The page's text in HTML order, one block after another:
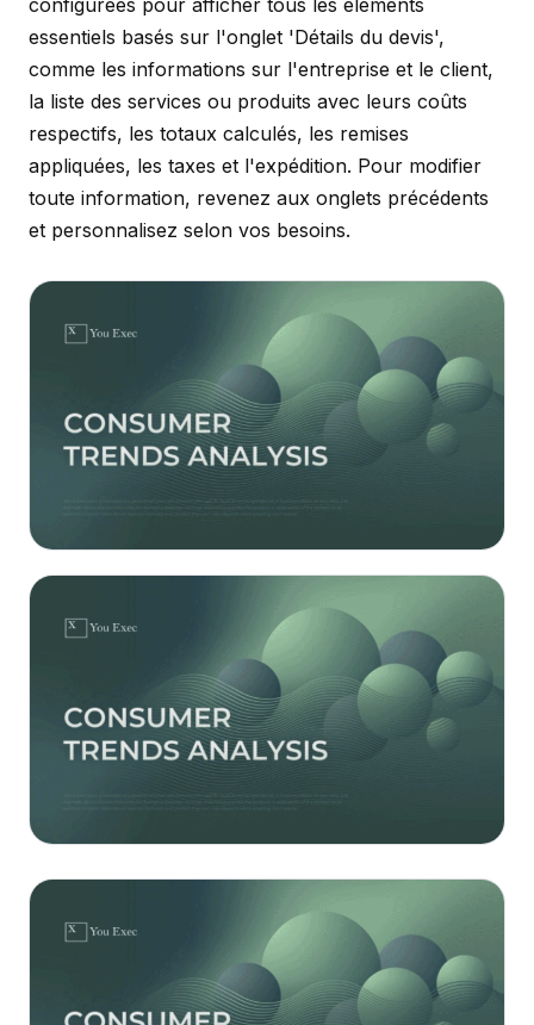
configurées pour afficher tous les éléments
essentiels basés sur l'onglet 'Détails du devis',
comme les informations sur l'entreprise et le client,
la liste des services ou produits avec leurs coûts
respectifs, les totaux calculés, les remises
appliquées, les taxes et l'expédition. Pour modifier
toute information, revenez aux onglets précédents
et personnalisez selon vos besoins.